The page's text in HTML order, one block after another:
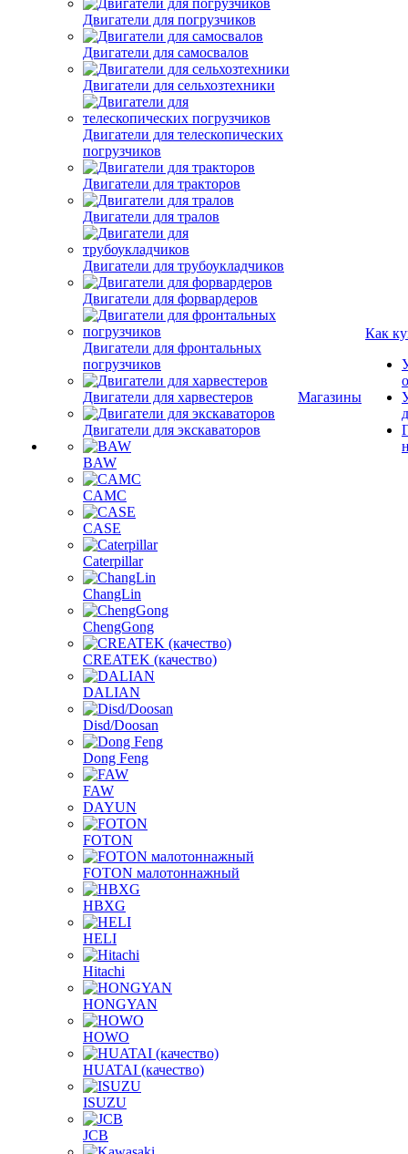
Двигатели для погрузчиков
Двигатели для самосвалов
Двигатели для сельхозтехники
Двигатели для телескопических
погрузчиков
Двигатели для тракторов
Двигатели для тралов
Двигатели для трубоукладчиков
Двигатели для форвардеров
Двигатели для фронтальных
погрузчиков
Двигатели для харвестеров
Двигатели для экскаваторов
BAW
CAMC
CASE
Caterpillar
ChangLin
ChengGong
CREATEK (качество)
DALIAN
Disd/Doosan
Dong Feng
FAW
DAYUN
FOTON
FOTON малотоннажный
HBXG
HELI
Hitachi
HONGYAN
HOWO
HUATAI (качество)
ISUZU
JCB
Магазины
Как